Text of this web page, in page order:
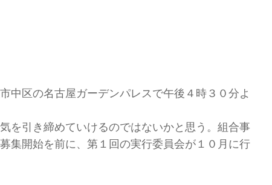
区の名古屋ガーデンパレスで午後４時３０分よ
を引き締めていけるのではないかと思う。組合事
集開始を前に、第１回の実行委員会が１０月に行